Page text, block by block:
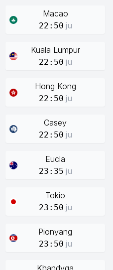
Macao
22:50 ju
Kuala Lumpur
22:50 ju
Hong Kong
22:50 ju
Casey
22:50 ju
Eucla
23:35 ju
Tokio
23:50 ju
Pionyang
23:50 ju
Khandyga